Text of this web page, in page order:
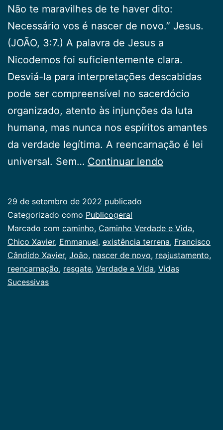
Não te maravilhes de te haver dito:
Necessário vos é nascer de novo.” Jesus.
(JOÃO, 3:7.) A palavra de Jesus a
Nicodemos foi suficientemente clara.
Desviá-la para interpretações descabidas
pode ser compreensível no sacerdócio
organizado, atento às injunções da luta
humana, mas nunca nos espíritos amantes
da verdade legítima. A reencarnação é lei
universal. Sem… Continuar lendo
29 de setembro de 2022 publicado
Categorizado como Publicogeral
Marcado com caminho, Caminho Verdade e Vida,
Chico Xavier, Emmanuel, existência terrena, Francisco
Cândido Xavier, João, nascer de novo, reajustamento,
reencarnação, resgate, Verdade e Vida, Vidas
Sucessivas